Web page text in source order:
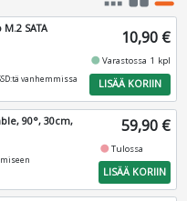
SATA
vanhemmissa
10,90 €
fiber_manual_recordVarastossa 1 kpl
LISÄÄ KORIIN
90°, 30cm,
59,90 €
fiber_manual_recordTulossa
LISÄÄ KORIIN